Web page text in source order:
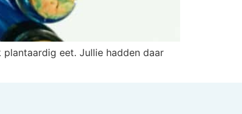
eet. Jullie hadden daar